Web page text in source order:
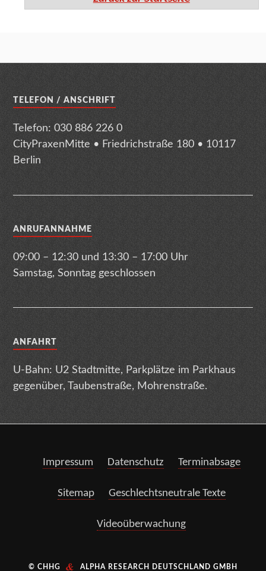
TELEFON / ANSCHRIFT
Telefon: 030 886 226 0
CityPraxenMitte • Friedrichstraße 180 • 10117
Berlin
ANRUFANNAHME
09:00 – 12:30 und 13:30 – 17:00 Uhr
Samstag, Sonntag geschlossen
ANFAHRT
U-Bahn: U2 Stadtmitte, Parkplätze im Parkhaus
gegenüber, Taubenstraße, Mohrenstraße.
Impressum Datenschutz Terminabsage
Sitemap Geschlechtsneutrale Texte
Videoüberwachung
© CHHG & ALPHA RESEARCH DEUTSCHLAND GMBH